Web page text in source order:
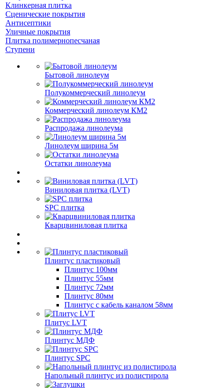
Клинкерная плитка
Сценические покрытия
Антисептики
Уличные покрытия
Плитка полимернопесчаная
Ступени
Бытовой линолеум
Полукоммерческий линолеум
Коммерческий линолеум КМ2
Распродажа линолеума
Линолеум ширина 5м
Остатки линолеума
Виниловая плитка (LVT)
SPC плитка
Кварцвиниловая плитка
Плинтус пластиковый
Плинтус 100мм
Плинтус 55мм
Плинтус 72мм
Плинтус 80мм
Плинтус с кабель каналом 58мм
Плитус LVT
Плинтус МДФ
Плинтус SPC
Напольный плинтус из полистирола